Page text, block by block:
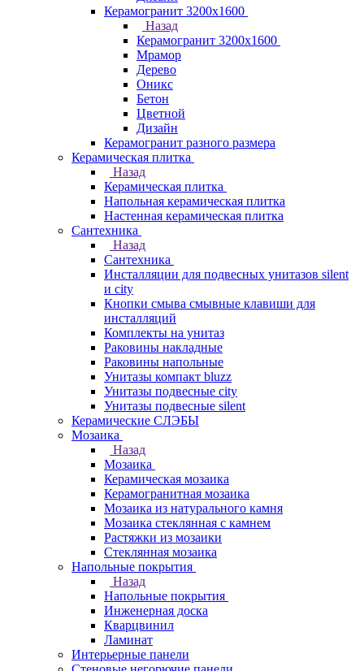
Керамогранит 3200х1600
Назад
Керамогранит 3200х1600
Мрамор
Дерево
Оникс
Бетон
Цветной
Дизайн
Керамогранит разного размера
Керамическая плитка
Назад
Керамическая плитка
Напольная керамическая плитка
Настенная керамическая плитка
Сантехника
Назад
Сантехника
Инсталляции для подвесных унитазов silent
и city
Кнопки смыва смывные клавиши для
инсталляций
Комплекты на унитаз
Раковины накладные
Раковины напольные
Унитазы компакт bluzz
Унитазы подвесные city
Унитазы подвесные silent
Керамические СЛЭБЫ
Мозаика
Назад
Мозаика
Керамическая мозаика
Керамогранитная мозаика
Мозаика из натурального камня
Мозаика стеклянная с камнем
Растяжки из мозаики
Стеклянная мозаика
Напольные покрытия
Назад
Напольные покрытия
Инженерная доска
Кварцвинил
Ламинат
Интерьерные панели